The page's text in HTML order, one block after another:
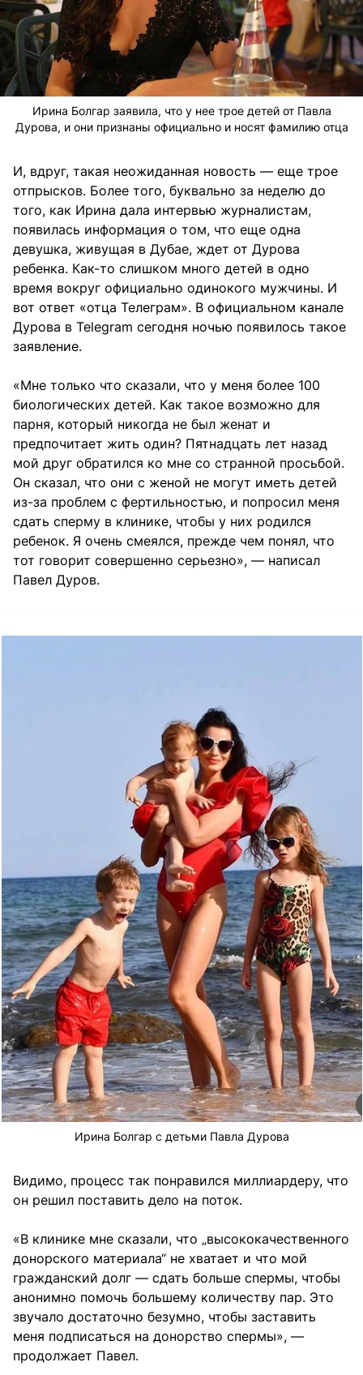
Ирина Болгар заявила, что у нее трое детей от Павла
Дурова, и они признаны официально и носят фамилию отца
И, вдруг, такая неожиданная новость — еще трое
отпрысков. Более того, буквально за неделю до
того, как Ирина дала интервью журналистам,
появилась информация о том, что еще одна
девушка, живущая в Дубае, ждет от Дурова
ребенка. Как-то слишком много детей в одно
время вокруг официально одинокого мужчины. И
вот ответ «отца Телеграм». В официальном канале
Дурова в Telegram сегодня ночью появилось такое
заявление.
«Мне только что сказали, что у меня более 100
биологических детей. Как такое возможно для
парня, который никогда не был женат и
предпочитает жить один? Пятнадцать лет назад
мой друг обратился ко мне со странной просьбой.
Он сказал, что они с женой не могут иметь детей
из-за проблем с фертильностью, и попросил меня
сдать сперму в клинике, чтобы у них родился
ребенок. Я очень смеялся, прежде чем понял, что
тот говорит совершенно серьезно», — написал
Павел Дуров.
Ирина Болгар с детьми Павла Дурова
Видимо, процесс так понравился миллиардеру, что
он решил поставить дело на поток.
«В клинике мне сказали, что „высококачественного
донорского материала“ не хватает и что мой
гражданский долг — сдать больше спермы, чтобы
анонимно помочь большему количеству пар. Это
звучало достаточно безумно, чтобы заставить
меня подписаться на донорство спермы», —
продолжает Павел.